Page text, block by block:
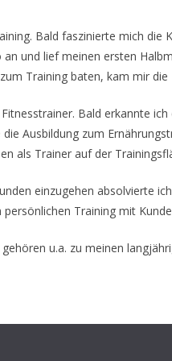
Bald faszinierte mich die
und lief meinen ersten
Training baten, kam mir
Bald erkannte
Ausbildung zum
als Trainer auf der
einzugehen absolvierte
Training mit
u.a. zu meinen
NEWS